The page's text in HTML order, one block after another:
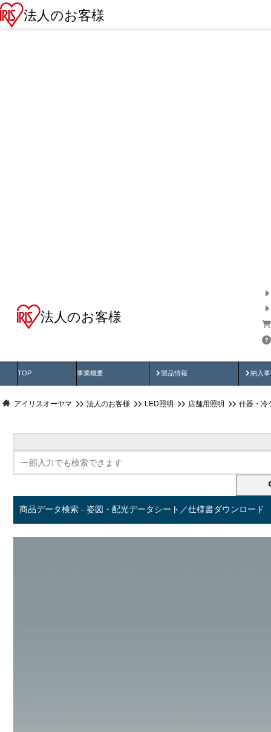
法人のお客様
法人のお客様
TOP 事業概要 製品情報
製品動画 納入
納
アイリスオーヤマ 法人のお客様 LED照明 店舗用照明 什器・冷
商品データ検索 - 姿図・配光データシート／仕様書ダウンロード